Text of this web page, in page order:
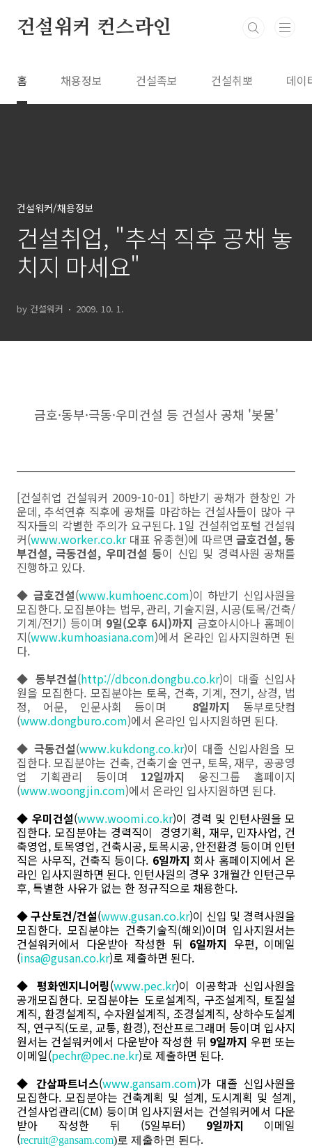
건설워커 컨스라인
홈 채용정보 건설족보 건설취뽀 데이
건설워커/채용정보
건설취업, "추석 직후 공채 놓
치지 마세요"
by 건설워커 2009. 10. 1.
금호·동부·극동·우미건설 등 건설사 공채 '봇물'
[건설취업 건설워커 2009-10-01] 하반기 공채가 한창인 가
운데, 추석연휴 직후에 공채를 마감하는 건설사들이 많아 구
직자들의 각별한 주의가 요구된다. 1일 건설취업포털 건설워
커(www.worker.co.kr대표 유종현)에 따르면금호건설, 동
부건설, 극동건설, 우미건설 등이 신입 및 경력사원 공채를
진행하고 있다.
◆ 금호건설(www.kumhoenc.com)이 하반기 신입사원을
모집한다. 모집분야는 법무, 관리, 기술지원, 시공(토목/건축/
기계/전기) 등이며 9일(오후 6시)까지 금호아시아나 홈페이
지(www.kumhoasiana.com)에서 온라인 입사지원하면 된
다.
◆ 동부건설(http://dbcon.dongbu.co.kr)이 대졸 신입사
원을 모집한다. 모집분야는 토목, 건축, 기계, 전기, 상경, 법
정, 어문, 인문사회 등이며 8일까지 동부로닷컴
(www.dongburo.com)에서 온라인 입사지원하면 된다.
◆극동건설(www.kukdong.co.kr)이 대졸 신입사원을 모
집한다. 모집분야는 건축, 건축기술 연구, 토목, 재무, 공공영
업 기획관리 등이며 12일까지 웅진그룹 홈페이지
(www.woongjin.com)에서 온라인 입사지원하면 된다.
◆우미건설(www.woomi.co.kr)이 경력 및 인턴사원을 모
집한다. 모집분야는 경력직이 경영기획, 재무, 민자사업, 건
축영업, 토목영업, 건축시공, 토목시공, 안전환경 등이며 인턴
직은 사무직, 건축직 등이다. 6일까지 회사 홈페이지에서 온
라인 입사지원하면 된다. 인턴사원의 경우 3개월간 인턴근무
후, 특별한 사유가 없는 한 정규직으로 채용한다.
◆구산토건/건설(www.gusan.co.kr)이 신입 및 경력사원을
모집한다. 모집분야는 건축기술직(해외)이며 입사지원서는
건설워커에서 다운받아 작성한 뒤 6일까지 우편, 이메일
(insa@gusan.co.kr)로 제출하면 된다.
◆ 평화엔지니어링(www.pec.kr)이 이공학과 신입사원을
공개모집한다. 모집분야는 도로설계직, 구조설계직, 토질설
계직, 환경설계직, 수자원설계직, 조경설계직, 상하수도설계
직, 연구직(도로, 교통, 환경), 전산프로그래머 등이며 입사지
원서는 건설워커에서 다운받아 작성한 뒤 9일까지 우편 또는
이메일(pechr@pec.ne.kr)로 제출하면 된다.
◆ 간삼파트너스(www.gansam.com)가 대졸 신입사원을
모집한다. 모집분야는 건축계획 및 설계, 도시계획 및 설계,
건설사업관리(CM) 등이며 입사지원서는 건설워커에서 다운
받아 작성한 뒤 (5일부터) 9일까지 이메일
(recruit@gansam.com)로 제출하면 된다.